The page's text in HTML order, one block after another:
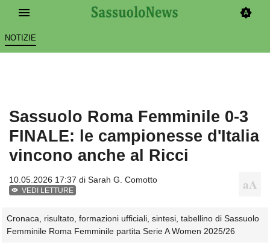
NOTIZIE
Sassuolo Roma Femminile 0-3
FINALE: le campionesse d'Italia
vincono anche al Ricci
10.05.2026 17:37 di Sarah G. Comotto
VEDI LETTURE
Cronaca, risultato, formazioni ufficiali, sintesi, tabellino di Sassuolo
Femminile Roma Femminile partita Serie A Women 2025/26